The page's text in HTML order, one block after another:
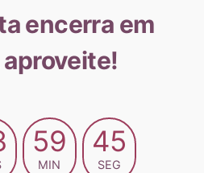
encerra em
aproveite!
59
MIN
43
SEG